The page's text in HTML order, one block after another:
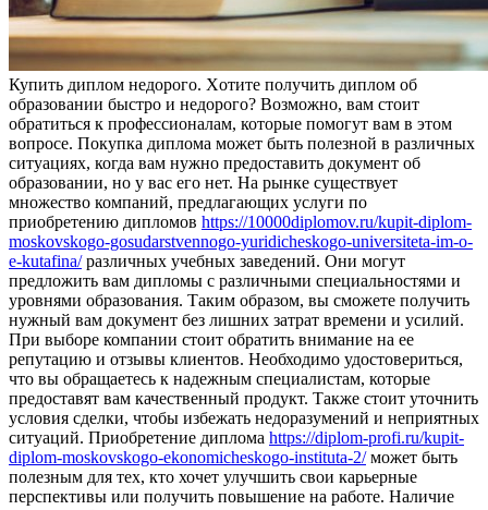
Купить диплoм нeдoрoгo. Xoтитe получить диплом об
образовании быстро и недорого? Возможно, вам стоит
обратиться к профессионалам, которые помогут вам в этом
вопросе. Покупка диплома может быть полезной в различных
ситуациях, когда вам нужно предоставить документ об
образовании, но у вас его нет. На рынке существует
множество компаний, предлагающих услуги по
приобретению дипломов https://10000diplomov.ru/kupit-diplom-
moskovskogo-gosudarstvennogo-yuridicheskogo-universiteta-im-o-
e-kutafina/различных учебных заведений. Они могут
предложить вам дипломы с различными специальностями и
уровнями образования. Таким образом, вы сможете получить
нужный вам документ без лишних затрат времени и усилий.
При выборе компании стоит обратить внимание на ее
репутацию и отзывы клиентов. Необходимо удостовериться,
что вы обращаетесь к надежным специалистам, которые
предоставят вам качественный продукт. Также стоит уточнить
условия сделки, чтобы избежать недоразумений и неприятных
ситуаций. Приобретение диплома https://diplom-profi.ru/kupit-
diplom-moskovskogo-ekonomicheskogo-instituta-2/может быть
полезным для тех, кто хочет улучшить свои карьерные
перспективы или получить повышение на работе. Наличие